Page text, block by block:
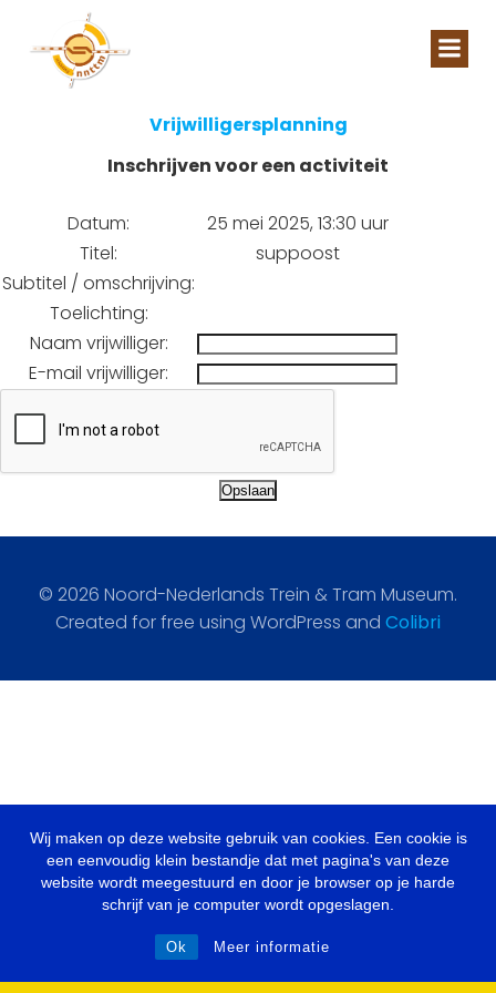
Wij maken op deze website gebruik van cookies. Een cookie is
een eenvoudig klein bestandje dat met pagina's van deze
website wordt meegestuurd en door je browser op je harde
schrijf van je computer wordt opgeslagen.
Ok Meer informatie
Vrijwilligersplanning
Inschrijven voor een activiteit
Datum:
25 mei 2025, 13:30 uur
Titel:
suppoost
Subtitel / omschrijving:
Toelichting:
Naam vrijwilliger:
E-mail vrijwilliger:
© 2026 Noord-Nederlands Trein & Tram Museum.
Created for free using WordPress and Colibri